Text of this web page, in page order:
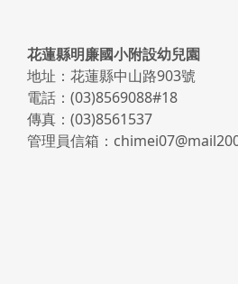
頁尾區域內容
花蓮縣明廉國小附設幼兒園
地址：花蓮縣中山路903號
電話：(03)8569088#18
傳真：(03)8561537
管理員信箱：